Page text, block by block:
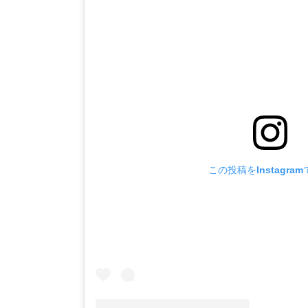
この投稿をInstagram